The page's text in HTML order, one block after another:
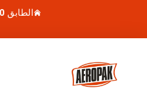
الطابق 10 ج، مبنى بو شينغ، طريق تشينغ شوي هو 1، منطقة لوهو، شنتشن، الصين